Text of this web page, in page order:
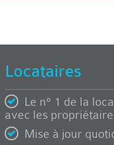
Locataires
Le n° 1 de la
avec les
Mise à jour